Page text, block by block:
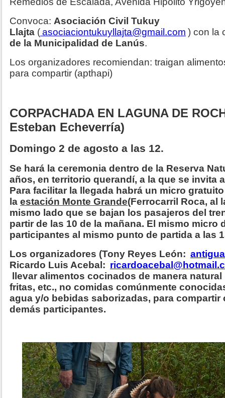
Convoca: Asociación Civil Tukuy
Llajta (asociaciontukuyllajta@gmail.com ) con la
de la Municipalidad de Lanús.
Los organizadores recomiendan: traigan
para compartir (apthapi)
CORPACHADA EN LAGUNA DE
Esteban Echeverría)
Domingo 2 de agosto a las 12.
Se hará la ceremonia dentro de la Reserva
años, en territorio querandí, a la que se invita
Para facilitar la llegada habrá un micro
la estación Monte Grande(Ferrocarril Roca, al
mismo lado que se bajan los pasajeros del
partir de las 10 de la mañana. El mismo micro
participantes al mismo punto de partida a las
Los organizadores (Tony Reyes León:
Ricardo Luis Acebal:
llevar alimentos cocinados de manera
fritas, etc., no comidas comúnmente
agua y/o bebidas saborizadas, para compartir
demás participantes.